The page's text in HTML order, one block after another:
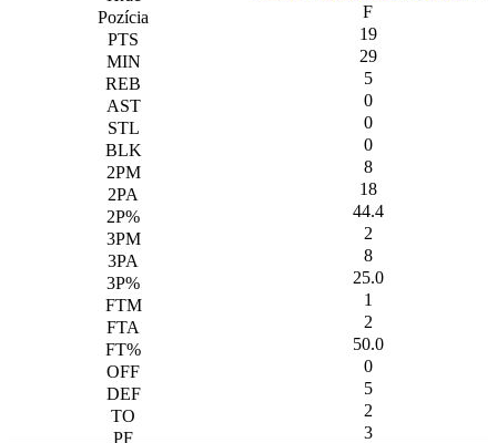
F
19
29
5
0
0
0
8
18
44.4
2
8
25.0
1
2
50.0
0
5
2
3